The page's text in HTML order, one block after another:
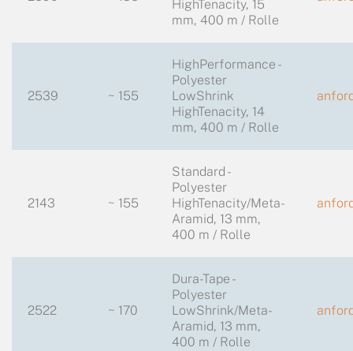
HighTenacity, 15
mm, 400 m / Rolle
2539 ~ 155
HighPerformance -
Polyester
LowShrink
HighTenacity, 14
mm, 400 m / Rolle
2143 ~ 155
Standard -
Polyester
HighTenacity/Meta-
Aramid, 13 mm,
400 m / Rolle
2522 ~ 170
Dura-Tape -
Polyester
LowShrink/Meta-
Aramid, 13 mm,
400 m / Rolle